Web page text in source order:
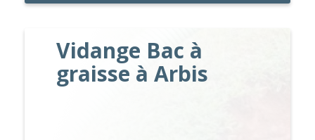
Vidange Bac à
graisse à Arbis